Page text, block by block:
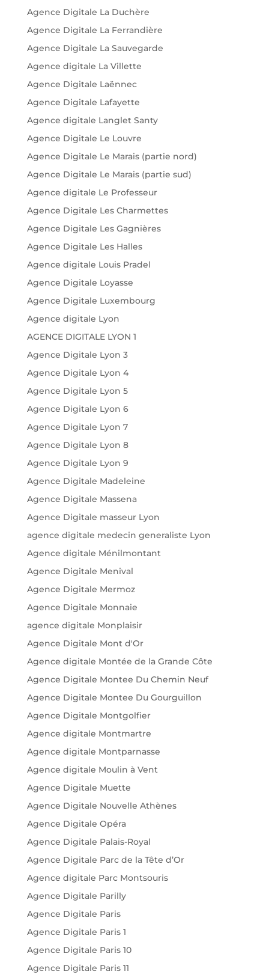
Agence Digitale La Duchère
Agence Digitale La Ferrandière
Agence Digitale La Sauvegarde
Agence digitale La Villette
Agence Digitale Laënnec
Agence Digitale Lafayette
Agence digitale Langlet Santy
Agence Digitale Le Louvre
Agence Digitale Le Marais (partie nord)
Agence Digitale Le Marais (partie sud)
Agence digitale Le Professeur
Agence Digitale Les Charmettes
Agence Digitale Les Gagnières
Agence Digitale Les Halles
Agence digitale Louis Pradel
Agence Digitale Loyasse
Agence Digitale Luxembourg
Agence digitale Lyon
AGENCE DIGITALE LYON 1
Agence Digitale Lyon 3
Agence Digitale Lyon 4
Agence Digitale Lyon 5
Agence Digitale Lyon 6
Agence Digitale Lyon 7
Agence Digitale Lyon 8
Agence Digitale Lyon 9
Agence Digitale Madeleine
Agence Digitale Massena
Agence Digitale masseur Lyon
agence digitale medecin generaliste Lyon
Agence digitale Ménilmontant
Agence Digitale Menival
Agence Digitale Mermoz
Agence Digitale Monnaie
agence digitale Monplaisir
Agence Digitale Mont d'Or
Agence digitale Montée de la Grande Côte
Agence Digitale Montee Du Chemin Neuf
Agence Digitale Montee Du Gourguillon
Agence Digitale Montgolfier
Agence digitale Montmartre
Agence digitale Montparnasse
Agence digitale Moulin à Vent
Agence Digitale Muette
Agence Digitale Nouvelle Athènes
Agence Digitale Opéra
Agence Digitale Palais-Royal
Agence Digitale Parc de la Tête d’Or
Agence digitale Parc Montsouris
Agence Digitale Parilly
Agence Digitale Paris
Agence Digitale Paris 1
Agence Digitale Paris 10
Agence Digitale Paris 11